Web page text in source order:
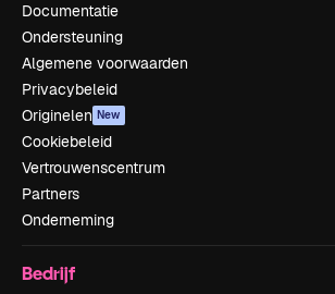
Documentatie
Ondersteuning
Algemene voorwaarden
Privacybeleid
Originelen New
Cookiebeleid
Vertrouwenscentrum
Partners
Onderneming
Bedrijf